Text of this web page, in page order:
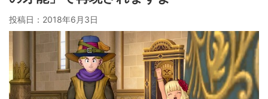
投稿日： 2018年6月3日